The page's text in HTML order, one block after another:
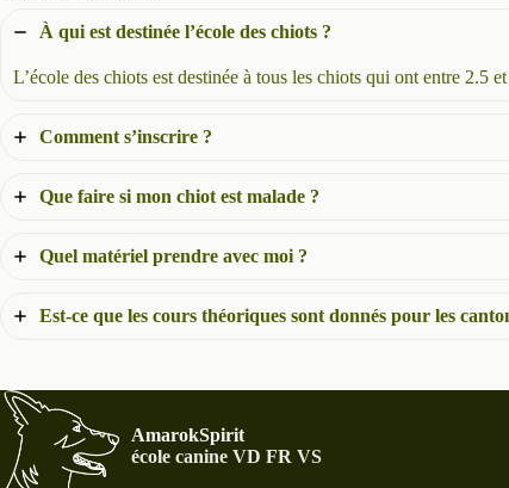
À qui est destinée l’école des chiots ?
L’école des chiots est destinée à tous les chiots qui ont entre 2.5
Comment s’inscrire ?
Que faire si mon chiot est malade ?
Quel matériel prendre avec moi ?
Est-ce que les cours théoriques sont donnés pour les
AmarokSpirit
école canine VD FR VS